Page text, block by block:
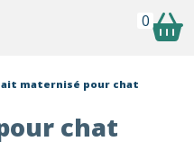
0
maternisé pour chat
chat